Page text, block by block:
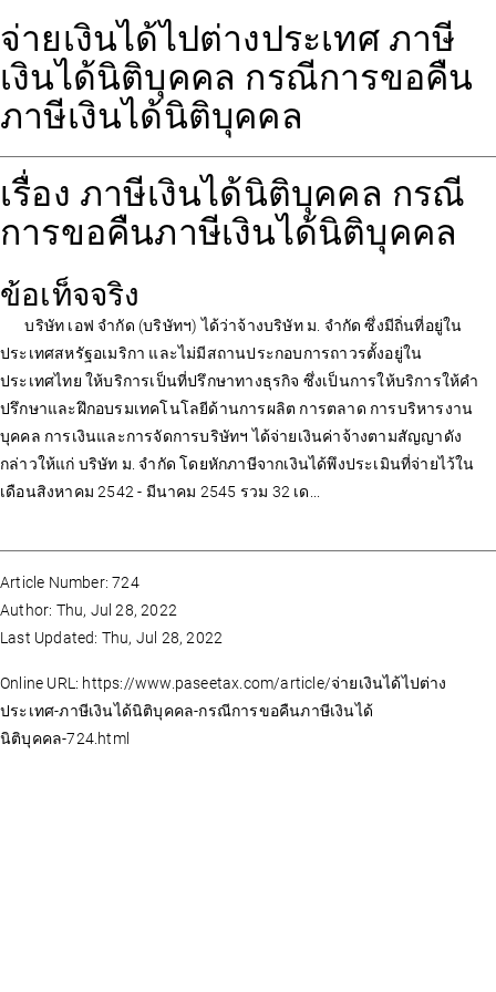
จ่ายเงินได้ไปต่างประเทศ ภาษี
เงินได้นิติบุคคล กรณีการขอคืน
ภาษีเงินได้นิติบุคคล
เรื่อง ภาษีเงินได้นิติบุคคล กรณี
การขอคืนภาษีเงินได้นิติบุคคล
ข้อเท็จจริง
บริษัท เอฟ จำกัด (บริษัทฯ) ได้ว่าจ้างบริษัท ม. จำกัด ซึ่งมีถิ่นที่อยู่ใน
ประเทศสหรัฐอเมริกา และไม่มีสถานประกอบการถาวรตั้งอยู่ใน
ประเทศไทย ให้บริการเป็นที่ปรึกษาทางธุรกิจ ซึ่งเป็นการให้บริการให้คำ
ปรึกษาและฝึกอบรมเทคโนโลยีด้านการผลิต การตลาด การบริหารงาน
บุคคล การเงินและการจัดการบริษัทฯ ได้จ่ายเงินค่าจ้างตามสัญญาดัง
กล่าวให้แก่ บริษัท ม. จำกัด โดยหักภาษีจากเงินได้พึงประเมินที่จ่ายไว้ใน
เดือนสิงหาคม 2542 - มีนาคม 2545 รวม 32 เด...
Article Number: 724
Author: Thu, Jul 28, 2022
Last Updated: Thu, Jul 28, 2022
Online URL: https://www.paseetax.com/article/จ่ายเงินได้ไปต่าง
ประเทศ-ภาษีเงินได้นิติบุคคล-กรณีการขอคืนภาษีเงินได้
นิติบุคคล-724.html